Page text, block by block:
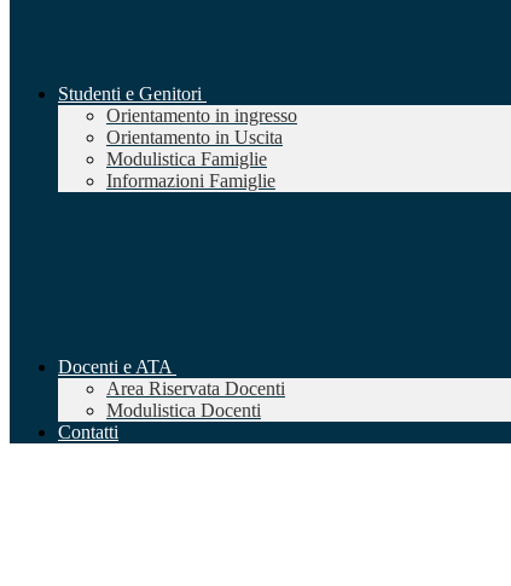
Studenti e Genitori
Orientamento in ingresso
Orientamento in Uscita
Modulistica Famiglie
Informazioni Famiglie
Docenti e ATA
Area Riservata Docenti
Modulistica Docenti
Contatti